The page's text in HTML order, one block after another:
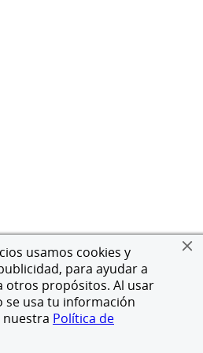
usamos cookies y
para ayudar a
otros propósitos. Al usar
se usa tu información
nuestra Política de